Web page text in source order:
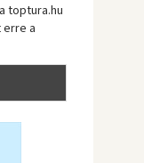
toptura.hu
a